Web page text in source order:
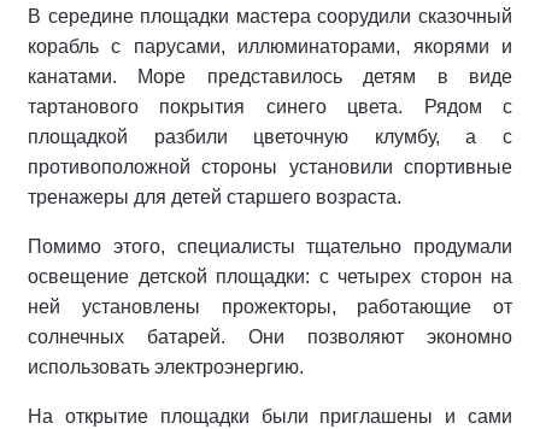
В середине площадки мастера соорудили сказочный
корабль с парусами, иллюминаторами, якорями и
канатами. Море представилось детям в виде
тартанового покрытия синего цвета. Рядом с
площадкой разбили цветочную клумбу, а с
противоположной стороны установили спортивные
тренажеры для детей старшего возраста.
Помимо этого, специалисты тщательно продумали
освещение детской площадки: с четырех сторон на
ней установлены прожекторы, работающие от
солнечных батарей. Они позволяют экономно
использовать электроэнергию.
На открытие площадки были приглашены и сами